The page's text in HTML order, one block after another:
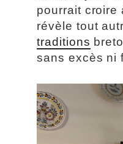
pourrait croire
révèle tout
traditions
sans excès ni